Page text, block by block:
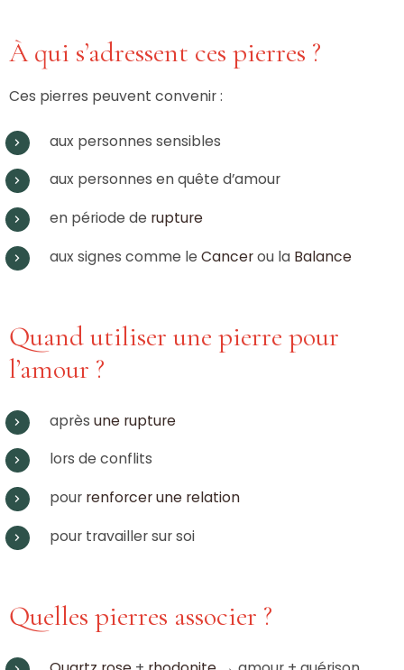
À qui s’adressent ces pierres ?
Ces pierres peuvent convenir :
aux personnes sensibles
aux personnes en quête d’amour
en période de rupture
aux signes comme le Cancerou la Balance
Quand utiliser une pierre pour
l’amour ?
après une rupture
lors de conflits
pour renforcer une relation
pour travailler sur soi
Quelles pierres associer ?